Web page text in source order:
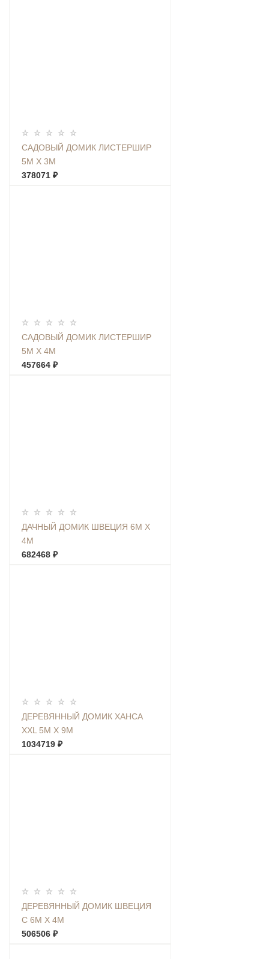
САДОВЫЙ ДОМИК ЛИСТЕРШИР
5М Х 3М
378071 ₽
САДОВЫЙ ДОМИК ЛИСТЕРШИР
5М Х 4М
457664 ₽
ДАЧНЫЙ ДОМИК ШВЕЦИЯ 6М Х
4М
682468 ₽
ДЕРЕВЯННЫЙ ДОМИК ХАНСА
XXL 5М Х 9М
1034719 ₽
ДЕРЕВЯННЫЙ ДОМИК ШВЕЦИЯ
С 6М Х 4М
506506 ₽